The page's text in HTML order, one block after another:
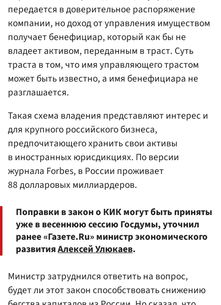
передается в доверительное распоряжение
компании, но доход от управления имуществом
получает бенефициар, который как бы не
владеет активом, переданным в траст. Суть
траста в том, что имя управляющего трастом
может быть известно, а имя бенефициара не
разглашается.
Такая схема владения представляют интерес и
для крупного российского бизнеса,
предпочитающего хранить свои активы
в иностранных юрисдикциях. По версии
журнала Forbes, в России проживает
88 долларовых миллиардеров.
Поправки в закон о КИК могут быть приняты
уже в весеннюю сессию Госдумы, уточнил
ранее «Газете.Ru» министр экономического
развитияАлексей Улюкаев.
Министр затруднился ответить на вопрос,
будет ли этот закон способствовать снижению